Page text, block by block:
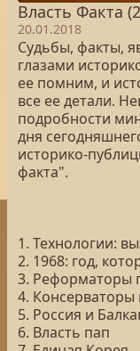
Власть Факта
20.01.2018
Судьбы, факты,
глазами
ее помним, и
все ее детали.
подробности
дня
историко-
факта".
1. Технологии:
2. 1968: год,
3. Реформаторы
4.
5. Россия и
6. Власть пап